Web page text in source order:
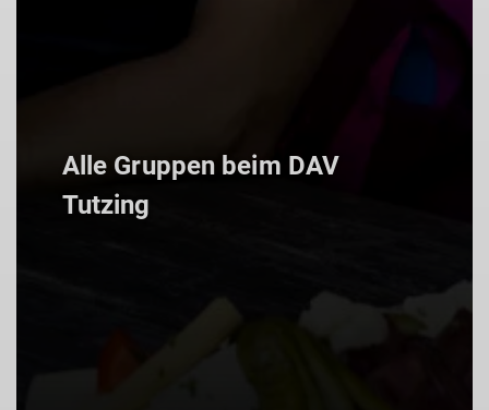
Alle Gruppen beim DAV
Tutzing